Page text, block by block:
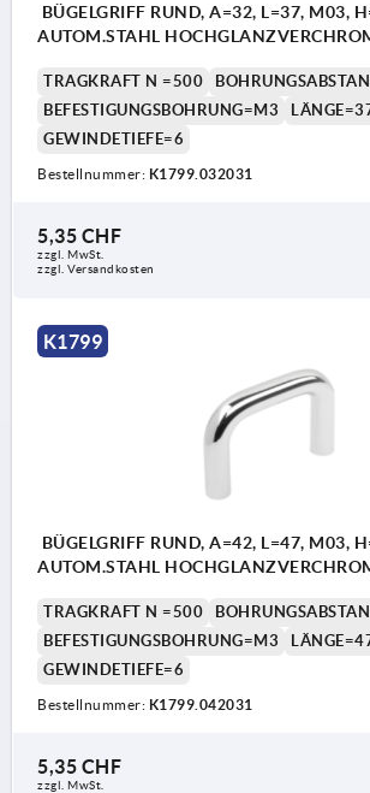
BÜGELGRIFF RUND, A=32, L=37, M03,
AUTOM.STAHL
TRAGKRAFT N =500
BEFESTIGUNGSBOHRUNG=M3
GEWINDETIEFE=6
Bestellnummer: K1799.032031
5,35 CHF
zzgl. MwSt.
zzgl. Versandkosten
K1799
BÜGELGRIFF RUND, A=42, L=47, M03,
AUTOM.STAHL
TRAGKRAFT N =500
BEFESTIGUNGSBOHRUNG=M3
GEWINDETIEFE=6
Bestellnummer: K1799.042031
5,35 CHF
zzgl. MwSt.